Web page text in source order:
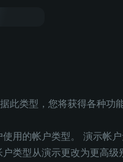
类型，您将获得各种功
用的帐户类型。 演示帐
类型从演示更改为更高